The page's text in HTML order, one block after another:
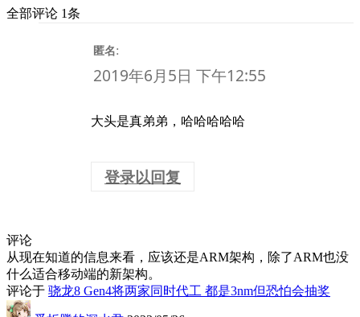
全部评论 1条
匿名:
2019年6月5日 下午12:55
大头是真弟弟，哈哈哈哈哈
登录以回复
评论
从现在知道的信息来看，应该还是ARM架构，除了ARM也没
什么适合移动端的新架构。
评论于 骁龙8 Gen4将两家同时代工 都是3nm但恐怕会抽奖